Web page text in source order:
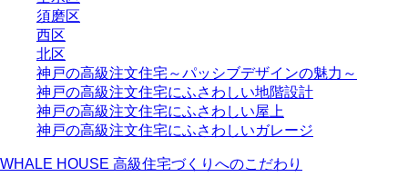
須磨区
西区
北区
神戸の高級注文住宅～パッシブデザインの魅力～
神戸の高級注文住宅にふさわしい地階設計
神戸の高級注文住宅にふさわしい屋上
神戸の高級注文住宅にふさわしいガレージ
WHALE HOUSE 高級住宅づくりへのこだわり